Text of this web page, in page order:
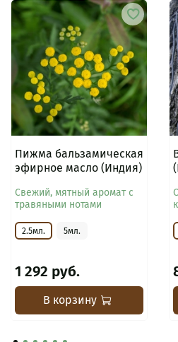
Пижма бальзамическая
эфирное масло (Индия)
Свежий, мятный аромат с
травяными нотами
2.5мл. 5мл.
1 292 руб.
В корзину